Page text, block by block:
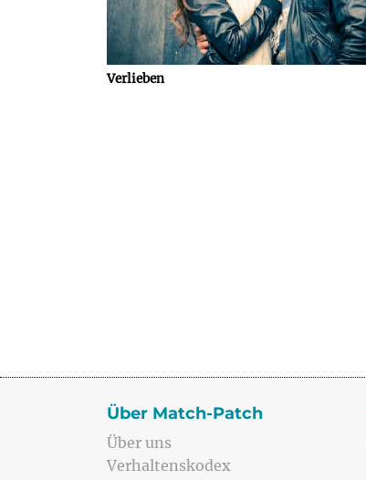
Verlieben
Über Match-Patch
Über uns
Verhaltenskodex